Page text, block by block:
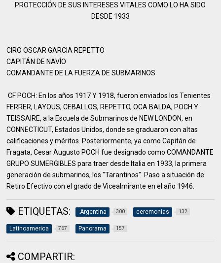
PROTECCIÓN DE SUS INTERESES VITALES COMO LO HA SIDO
DESDE 1933
CIRO OSCAR GARCIA REPETTO
CAPITÁN DE NAVÍO
COMANDANTE DE LA FUERZA DE SUBMARINOS
CF POCH: En los años 1917 Y 1918, fueron enviados los Tenientes
FERRER, LAYOUS, CEBALLOS, REPETTO, OCA BALDA, POCH Y
TEISSAIRE, a la Escuela de Submarinos de NEW LONDON, en
CONNECTICUT, Estados Unidos, donde se graduaron con altas
calificaciones y méritos. Posteriormente, ya como Capitán de
Fragata, Cesar Augusto POCH fue designado como COMANDANTE
GRUPO SUMERGIBLES para traer desde Italia en 1933, la primera
generación de submarinos, los "Tarantinos". Paso a situación de
Retiro Efectivo con el grado de Vicealmirante en el año 1946.
ETIQUETAS: .Argentina 300 ceremonias 132
Latinoamerica 767 Panorama 157
COMPARTIR: